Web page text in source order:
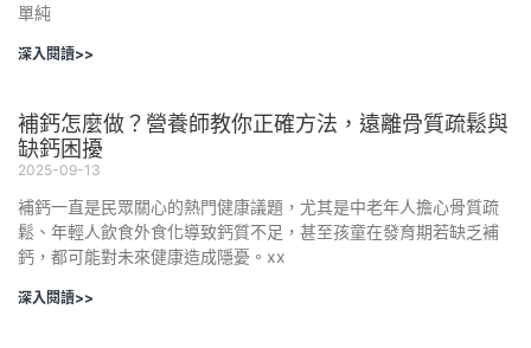
單純
深入閱讀>>
補鈣怎麼做？營養師教你正確方法，遠離骨質疏鬆與
缺鈣困擾
2025-09-13
補鈣一直是民眾關心的熱門健康議題，尤其是中老年人擔心骨質疏
鬆、年輕人飲食外食化導致鈣質不足，甚至孩童在發育期若缺乏補
鈣，都可能對未來健康造成隱憂。xx
深入閱讀>>